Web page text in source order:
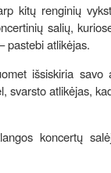
kitų renginių
salių,
pastebi atlikėjas.
išsiskiria
svarsto atlikėjas,
koncertų